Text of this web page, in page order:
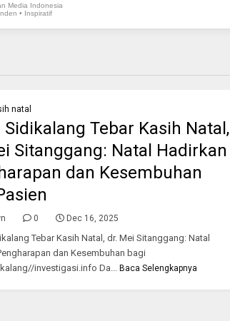
Media Indonesia
• Inspiratif
natal
Sidikalang Tebar Kasih Natal,
Sitanggang: Natal Hadirkan
dan Kesembuhan
0 Dec 16, 2025
Tebar Kasih Natal, dr. Mei Sitanggang: Natal
dan Kesembuhan bagi
investigasi.info Da...
Baca Selengkapnya